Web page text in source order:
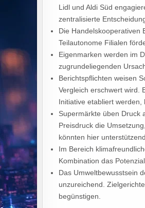
Lidl und Aldi Süd
zentralisierte
Die Handelskooperativen
Teilautonome Filialen
Eigenmarken werden im
zugrundeliegenden
Berichtspflichten weisen
Vergleich erschwert wird.
Initiative etabliert werden,
Supermärkte üben Druck
Preisdruck die
könnten hier
Im Bereich
Kombination das
Das Umweltbewusstsein
unzureichend.
begünstigen.